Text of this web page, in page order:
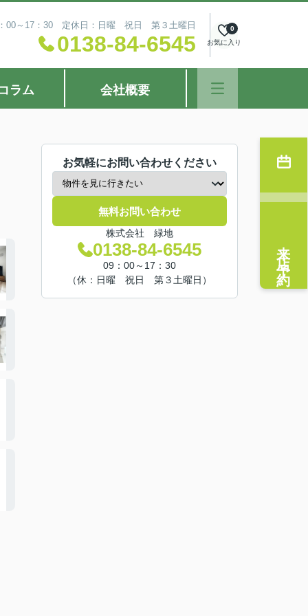
00～17：30 定休日：日曜 祝日 第３土曜日
0138-84-6545 お気に入り
0
ラム 会社概要
お気軽にお問い合わせください
無料お問い合わせ
株式会社 緑地
0138-84-6545
09：00～17：30
（休：日曜 祝日 第３土曜日）
来店予約